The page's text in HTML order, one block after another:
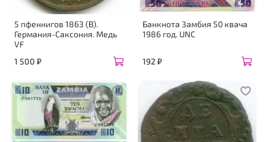
5 пфеннигов 1863 (B).
Германия-Саксония. Медь
VF
1 500 ₽
Банкнота Замбия 50 квача
1986 год. UNC
192 ₽